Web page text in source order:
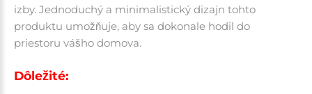
izby. Jednoduchý a minimalistický dizajn tohto
produktu umožňuje, aby sa dokonale hodil do
priestoru vášho domova.
Dôležité: